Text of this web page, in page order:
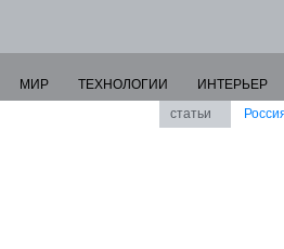
МИР ТЕХНОЛОГИИ
ИНТЕРЬЕР
статьи